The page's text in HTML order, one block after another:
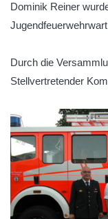
Dominik Reiner
Durch die
Stellvertretender